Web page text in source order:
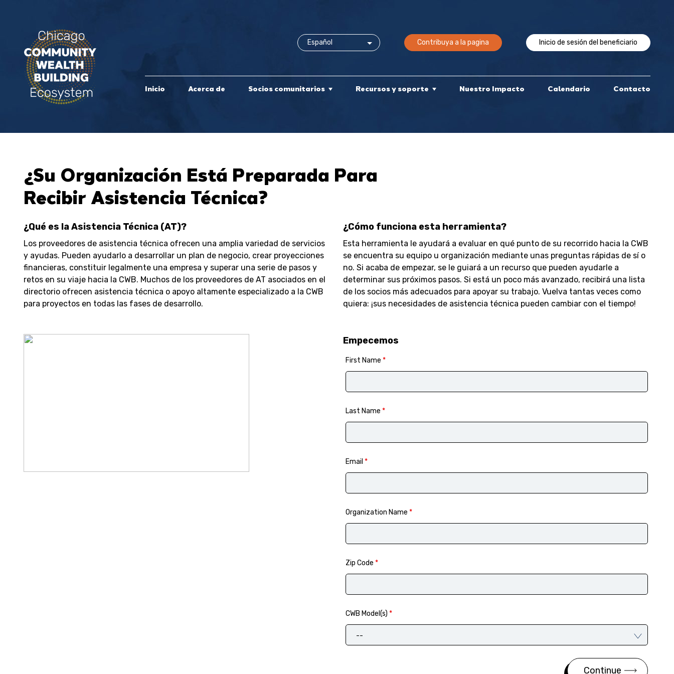
Contribuya a la pagina Inicio de sesión del beneficiario
Inicio Acerca de Socios comunitarios Recursos y soporte Nuestro Impacto Calendario Contacto
¿Su Organización Está Preparada Para
Recibir Asistencia Técnica?
¿Qué es la Asistencia Técnica (AT)?
Los proveedores de asistencia técnica ofrecen una amplia variedad de servicios
y ayudas. Pueden ayudarlo a desarrollar un plan de negocio, crear proyecciones
financieras, constituir legalmente una empresa y superar una serie de pasos y
retos en su viaje hacia la CWB. Muchos de los proveedores de AT asociados en el
directorio ofrecen asistencia técnica o apoyo altamente especializado a la CWB
para proyectos en todas las fases de desarrollo.
¿Cómo funciona esta herramienta?
Esta herramienta le ayudará a evaluar en qué punto de su recorrido hacia la CWB
se encuentra su equipo u organización mediante unas preguntas rápidas de sí o
no. Si acaba de empezar, se le guiará a un recurso que pueden ayudarle a
determinar sus próximos pasos. Si está un poco más avanzado, recibirá una lista
de los socios más adecuados para apoyar su trabajo. Vuelva tantas veces como
quiera: ¡sus necesidades de asistencia técnica pueden cambiar con el tiempo!
Empecemos
First Name *
Last Name *
Email *
Organization Name *
Zip Code *
CWB Model(s) *
--